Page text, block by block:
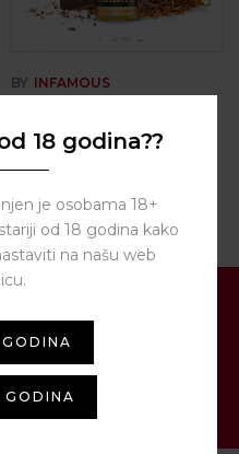
BY INFAMOUS
Chocolate MZ – 20ml
€
NA NAŠ
18 godina??
je osobama 18+
od 18 godina kako
na našu web
GODINA